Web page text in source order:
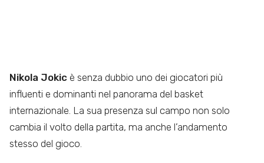
Nikola Jokic è senza dubbio uno dei giocatori più
influenti e dominanti nel panorama del basket
internazionale. La sua presenza sul campo non solo
cambia il volto della partita, ma anche l’andamento
stesso del gioco.